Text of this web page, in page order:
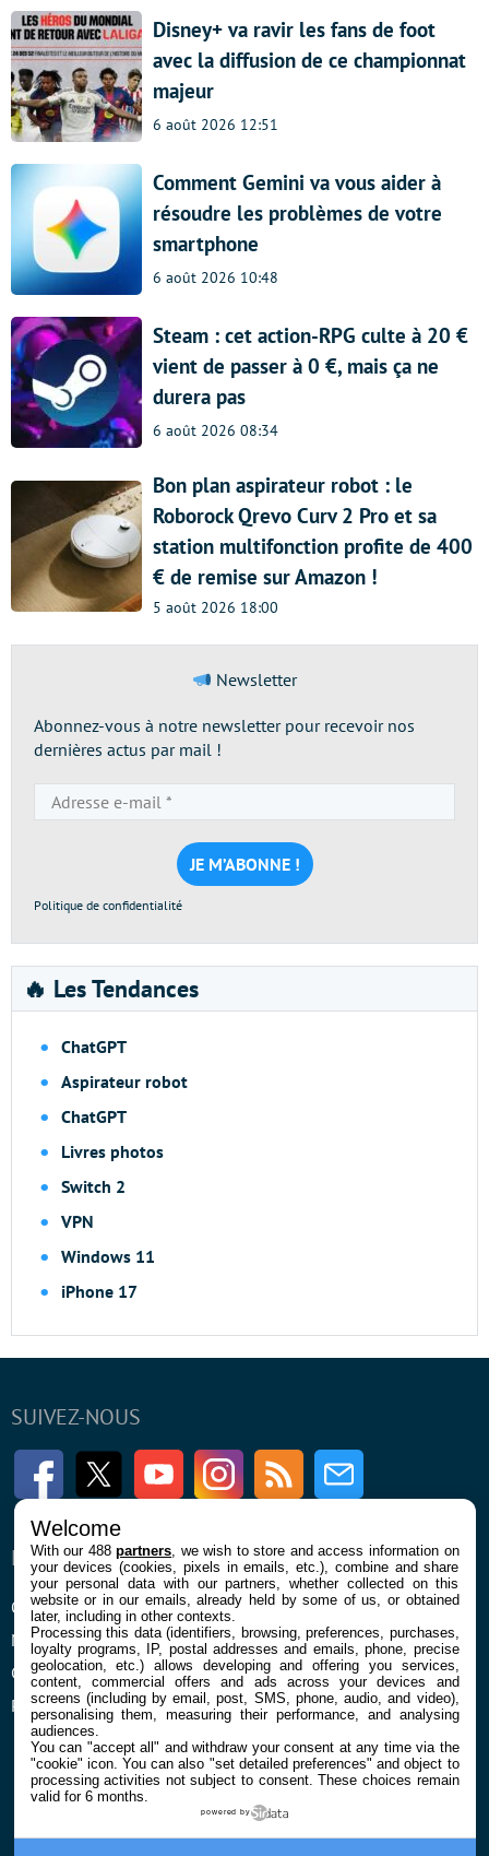
Disney+ va ravir les fans de foot
avec la diffusion de ce championnat
majeur
6 août 2026 12:51
Comment Gemini va vous aider à
résoudre les problèmes de votre
smartphone
6 août 2026 10:48
Steam : cet action-RPG culte à 20 €
vient de passer à 0 €, mais ça ne
durera pas
6 août 2026 08:34
Bon plan aspirateur robot : le
Roborock Qrevo Curv 2 Pro et sa
station multifonction profite de 400
€ de remise sur Amazon !
5 août 2026 18:00
Newsletter
Abonnez-vous à notre newsletter pour recevoir nos
dernières actus par mail !
e-
mail
*
Politique de confidentialité
🔥 Les Tendances
ChatGPT
Aspirateur robot
ChatGPT
Livres photos
Switch 2
VPN
Windows 11
iPhone 17
SUIVEZ-NOUS
FacebookTwitter Youtube InstagramRSS Newsletter
ENTREPRISE
Qui sommes nous
Mentions légales et CGU
Confidentialité et Cookies
Préférences cookies
À PROPOS
La rédaction
Contact
Welcome
With our 488partners , we wish to store and access information on
your devices (cookies, pixels in emails, etc.), combine and share
your personal data with our partners, whether collected on this
website or in our emails, already held by some of us, or obtained
later, including in other contexts.
Processing this data (identifiers, browsing, preferences, purchases,
loyalty programs, IP, postal addresses and emails, phone, precise
geolocation, etc.) allows developing and offering you services,
content, commercial offers and ads across your devices and
screens (including by email, post, SMS, phone, audio, and video),
personalising them, measuring their performance, and analysing
audiences.
You can "accept all" and withdraw your consent at any time via the
"cookie" icon. You can also "set detailed preferences" and object to
processing activities not subject to consent. These choices remain
valid for 6 months.
powered by